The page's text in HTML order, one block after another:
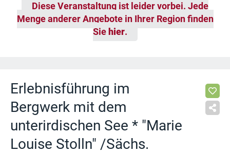
Diese Veranstaltung ist leider vorbei. Jede
Menge anderer Angebote in Ihrer Region finden
Sie hier.
Erlebnisführung im
Bergwerk mit dem
unterirdischen See * "Marie
Louise Stolln" /Sächs.